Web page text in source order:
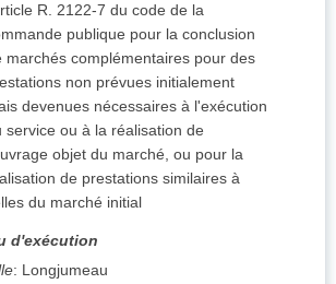
R. 2122-7 du code de la
publique pour la conclusion
marchés complémentaires pour des
non prévues initialement
devenues nécessaires à l'exécution
service ou à la réalisation de
objet du marché, ou pour la
de prestations similaires à
du marché initial
d'exécution
: Longjumeau